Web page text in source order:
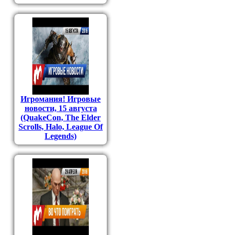
Игромания! Игровые
новости, 15 августа
(QuakeCon, The Elder
Scrolls, Halo, League Of
Legends)